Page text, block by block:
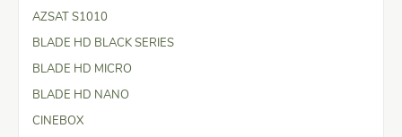
AZSAT S1010
BLADE HD BLACK SERIES
BLADE HD MICRO
BLADE HD NANO
CINEBOX